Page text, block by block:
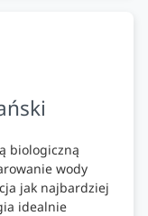
biologiczną
wody
jak najbardziej
idealnie